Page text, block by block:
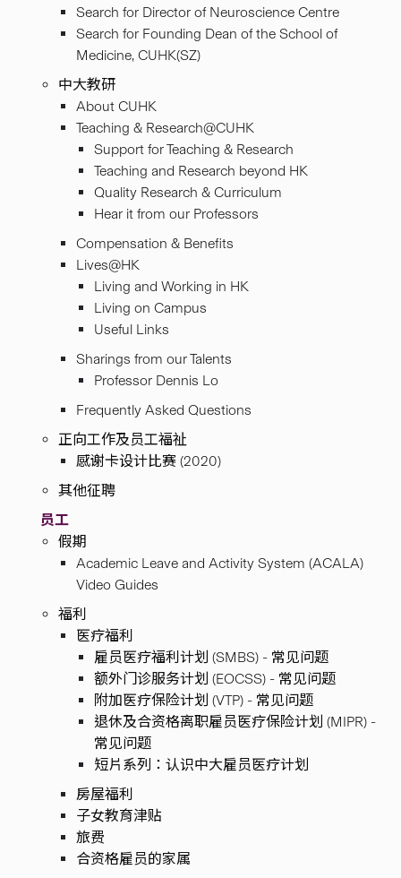
Search for Director of Neuroscience Centre
Search for Founding Dean of the School of
Medicine, CUHK(SZ)
中大教研
About CUHK
Teaching & Research@CUHK
Support for Teaching & Research
Teaching and Research beyond HK
Quality Research & Curriculum
Hear it from our Professors
Compensation & Benefits
Lives@HK
Living and Working in HK
Living on Campus
Useful Links
Sharings from our Talents
Professor Dennis Lo
Frequently Asked Questions
正向工作及员工福祉
感谢卡设计比赛 (2020)
其他征聘
员工
假期
Academic Leave and Activity System (ACALA)
Video Guides
福利
医疗福利
雇员医疗福利计划 (SMBS) - 常见问题
额外门诊服务计划 (EOCSS) - 常见问题
附加医疗保险计划 (VTP) - 常见问题
退休及合资格离职雇员医疗保险计划 (MIPR) -
常见问题
短片系列：认识中大雇员医疗计划
房屋福利
子女教育津贴
旅费
合资格雇员的家属